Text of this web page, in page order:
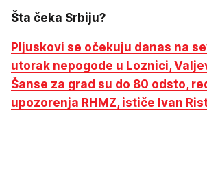
Šta čeka Srbiju?
Pljuskovi se očekuju danas na
utorak nepogode u Loznici,
Šanse za grad su do 80 odsto,
upozorenja RHMZ, ističe Ivan